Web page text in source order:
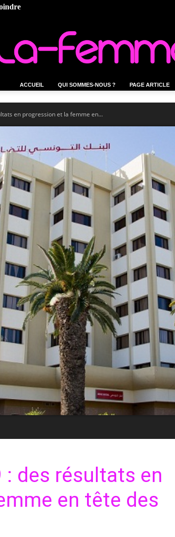
ACCUEIL QUI SOMMES-NOUS ? PAGE ARTICLE
en progression et la femme en...
: des résultats en
en tête des